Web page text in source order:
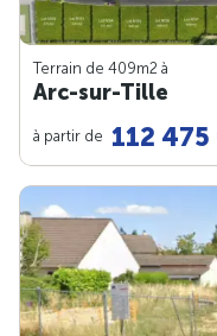
Terrain de 409m2 à
Arc-sur-Tille
à partir de 112 475